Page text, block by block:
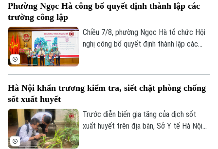
Chuyên mục
Thời sự
diện sắp xếp được tổ chức lại thành bốn
giảm 55%, vượt yêu cầu Ủy ban nhân dân
thành phố Hà Nội đề ra.
Phường Ngọc Hà công bố quyết định thành lập các
trường công lập
Chiều 7/8, phường Ngọc Hà tổ chức Hội
nghị công bố quyết định thành lập các
Hà Nội khẩn trương kiểm tra, siết chặt phòng chống
sốt xuất huyết
Trước diễn biến gia tăng của dịch sốt
xuất huyết trên địa bàn, Sở Y tế Hà Nội